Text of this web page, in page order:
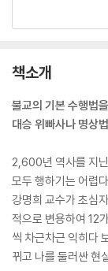
책소개
불교의 기본 수행법
대승 위빠사나 명상
2,600년 역사를 지
모두 행하기는 어렵
강명희 교수가 초심
적으로 변용하여 12
씩 차근차근 익히다
뀌고 나를 둘러싼 현